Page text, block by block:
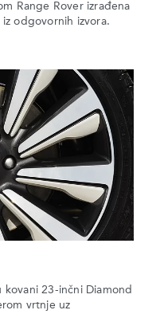
Range Rover izrađena
odgovornih izvora.
23-inčni Diamond
vrtnje uz